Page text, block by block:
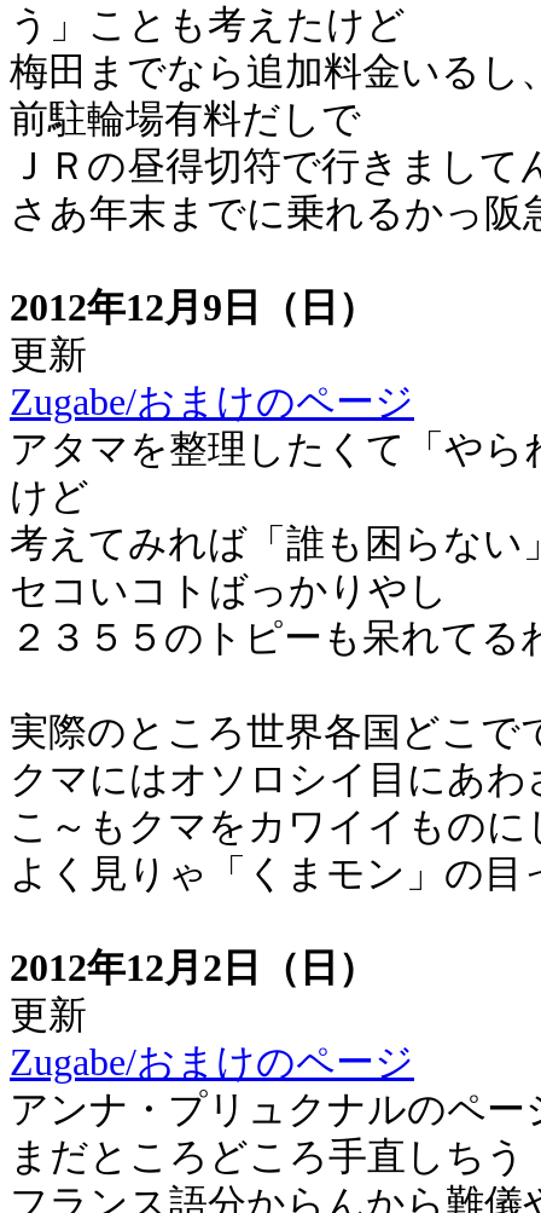
う」ことも考えたけど
梅田までなら追加料金いるし
前駐輪場有料だしで
ＪＲの昼得切符で行きまして
さあ年末までに乗れるかっ阪
2012年12月9日（日）
更新
Zugabe/おまけのページ
アタマを整理したくて「や
けど
考えてみれば「誰も困らない
セコいコトばっかりやし
２３５５のトピーも呆れてる
実際のところ世界各国どこで
クマにはオソロシイ目にあ
こ～もクマをカワイイもの
よく見りゃ「くまモン」の
2012年12月2日（日）
更新
Zugabe/おまけのページ
アンナ・プリュクナルのペー
まだところどころ手直しちう
フランス語分からんから難儀